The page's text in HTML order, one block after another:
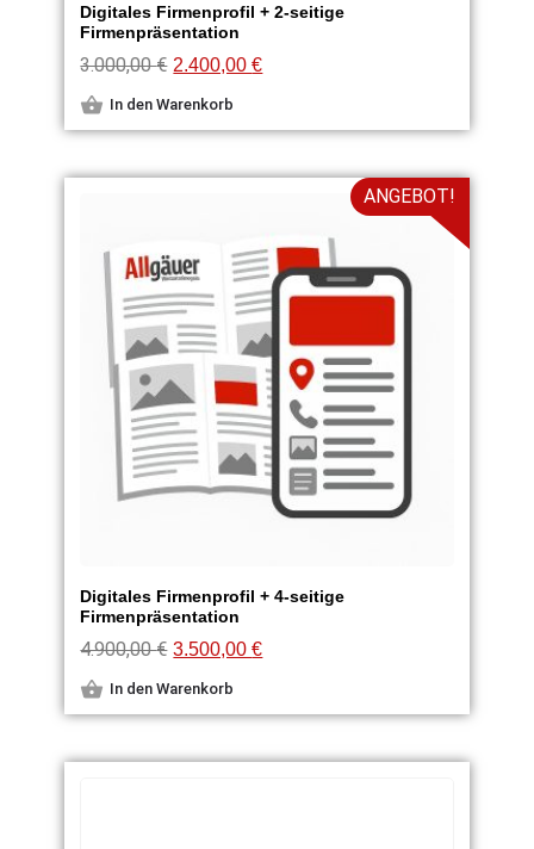
Digitales Firmenprofil + 2-seitige
Firmenpräsentation
3.000,00€ 2.400,00€
In den Warenkorb
ANGEBOT!
Digitales Firmenprofil + 4-seitige
Firmenpräsentation
4.900,00€ 3.500,00€
In den Warenkorb